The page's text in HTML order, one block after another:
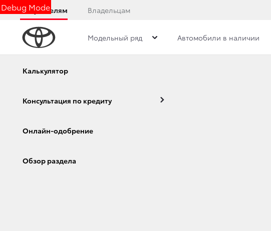
Debug Mode
Покупателям Владельцам
Модельный ряд Автомобили в наличии
Калькулятор
Консультация по кредиту
Онлайн-одобрение
Обзор раздела
Дилерский центр
НОВОСТИ